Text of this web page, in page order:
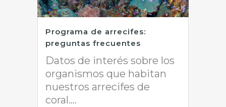
Programa de arrecifes:
preguntas frecuentes
Datos de interés sobre los
organismos que habitan
nuestros arrecifes de
coral....